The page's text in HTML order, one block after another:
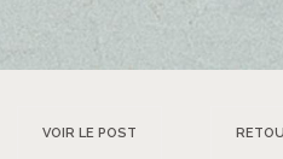
VOIR LE POST